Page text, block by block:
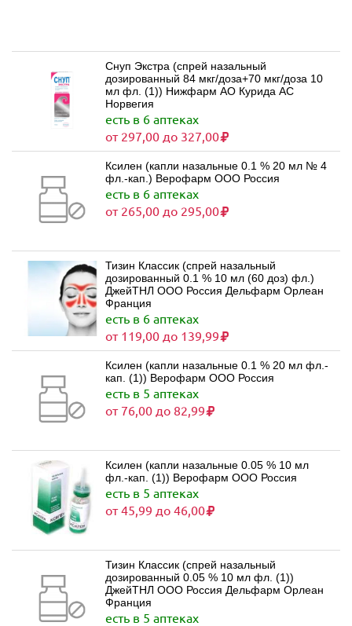
Снуп Экстра (спрей назальный
дозированный 84 мкг/доза+70 мкг/доза 10
мл фл. (1)) Нижфарм АО Курида АС
Норвегия
есть в 6 аптеках
от 297,00 до 327,00
Ксилен (капли назальные 0.1 % 20 мл № 4
фл.-кап.) Верофарм ООО Россия
есть в 6 аптеках
от 265,00 до 295,00
Тизин Классик (спрей назальный
дозированный 0.1 % 10 мл (60 доз) фл.)
ДжейТНЛ ООО Россия Дельфарм Орлеан
Франция
есть в 6 аптеках
от 119,00 до 139,99
Ксилен (капли назальные 0.1 % 20 мл фл.-
кап. (1)) Верофарм ООО Россия
есть в 5 аптеках
от 76,00 до 82,99
Ксилен (капли назальные 0.05 % 10 мл
фл.-кап. (1)) Верофарм ООО Россия
есть в 5 аптеках
от 45,99 до 46,00
Тизин Классик (спрей назальный
дозированный 0.05 % 10 мл фл. (1))
ДжейТНЛ ООО Россия Дельфарм Орлеан
Франция
есть в 5 аптеках